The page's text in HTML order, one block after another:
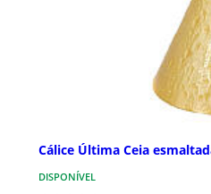
Cálice Última Ceia
DISPONÍVEL